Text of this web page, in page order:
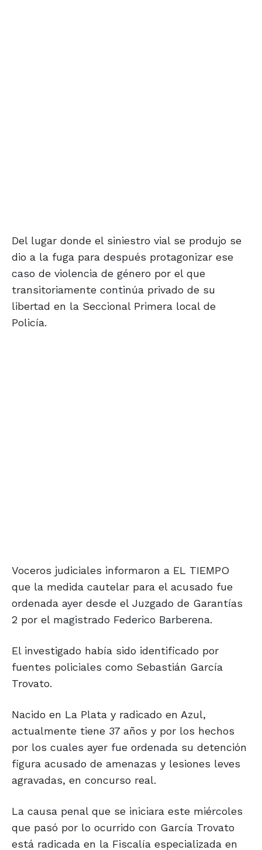
Del lugar donde el siniestro vial se produjo se
dio a la fuga para después protagonizar ese
caso de violencia de género por el que
transitoriamente continúa privado de su
libertad en la Seccional Primera local de
Policía.
Voceros judiciales informaron a EL TIEMPO
que la medida cautelar para el acusado fue
ordenada ayer desde el Juzgado de Garantías
2 por el magistrado Federico Barberena.
El investigado había sido identificado por
fuentes policiales como Sebastián García
Trovato.
Nacido en La Plata y radicado en Azul,
actualmente tiene 37 años y por los hechos
por los cuales ayer fue ordenada su detención
figura acusado de amenazas y lesiones leves
agravadas, en concurso real.
La causa penal que se iniciara este miércoles
que pasó por lo ocurrido con García Trovato
está radicada en la Fiscalía especializada en